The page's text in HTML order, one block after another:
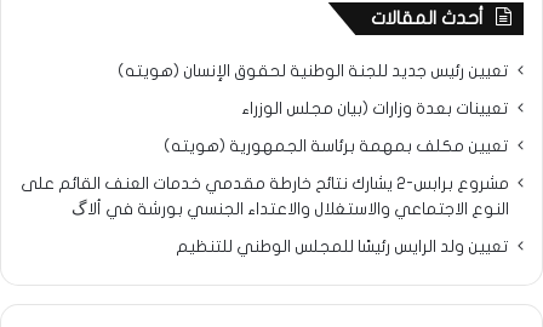
أحدث المقالات
تعيين رئيس جديد للجنة الوطنية لحقوق الإنسان (هويته)
تعيينات بعدة وزارات (بيان مجلس الوزراء
تعيين مكلف بمهمة برئاسة الجمهورية (هويته)
مشروع برابس-2 يشارك نتائح خارطة مقدمي خدمات العنف القائم على
النوع الاجتماعي والاستغلال والاعتداء الجنسي بورشة في ألاگ
تعيين ولد الرايس رئيسًا للمجلس الوطني للتنظيم